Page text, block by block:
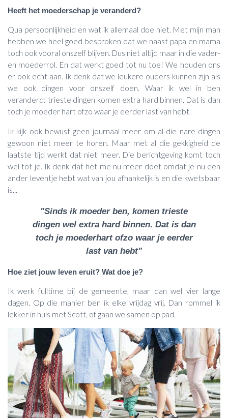
Heeft het moederschap je veranderd?
Qua persoonlijkheid en wat ik allemaal doe niet. Met mijn man
hebben we heel goed besproken dat we naast papa en mama
toch ook vooral onszelf blijven. Dus niet altijd maar in die vader-
en moederrol. En dat werkt goed tot nu toe! We houden ons
er ook echt aan. Ik denk dat we leukere ouders kunnen zijn als
we ook dingen voor onszelf doen. Waar ik wel in ben
veranderd: trieste dingen komen extra hard binnen. Dat is dan
toch je moeder hart ofzo waar je eerder last van hebt.
Ik kijk ook bewust geen journaal meer om al die nare dingen
gewoon niet meer te horen. Maar met al die gekkigheid de
laatste tijd werkt dat niet meer. Die berichtgeving komt toch
wel tot je. Ik denk dat het me nu meer doet omdat je nu een
ander leventje hebt wat van jou afhankelijk is en die kwetsbaar
is...
"Sinds ik moeder ben, komen trieste
dingen wel extra hard binnen. Dat is dan
toch je moederhart ofzo waar je eerder
last van hebt"
Hoe ziet jouw leven eruit? Wat doe je?
Ik werk fulltime bij de gemeente, maar dan wel vier lange
dagen. Op die manier ben ik elke vrijdag vrij. Dan rommel ik
lekker in huis met Scott, of gaan we samen op pad.